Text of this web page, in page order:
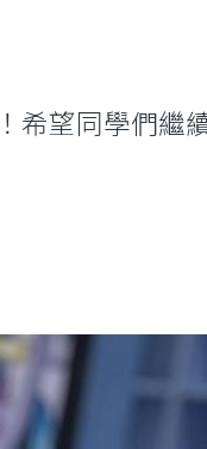
希望同學們繼